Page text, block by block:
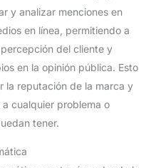
y analizar menciones en
en línea, permitiendo a
del cliente y
en la opinión pública. Esto
la reputación de la marca y
cualquier problema o
tener.